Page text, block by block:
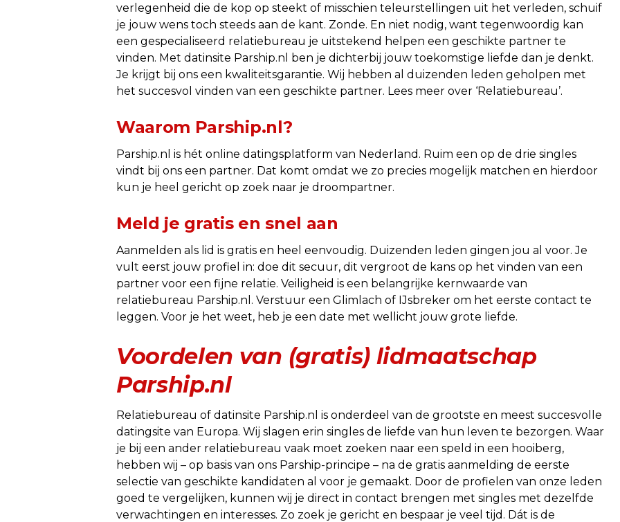
verlegenheid die de kop op steekt of misschien teleurstellingen uit het verleden, schuif
je jouw wens toch steeds aan de kant. Zonde. En niet nodig, want tegenwoordig kan
een gespecialiseerd relatiebureau je uitstekend helpen een geschikte partner te
vinden. Met datinsite Parship.nl ben je dichterbij jouw toekomstige liefde dan je denkt.
Je krijgt bij ons een kwaliteitsgarantie. Wij hebben al duizenden leden geholpen met
het succesvol vinden van een geschikte partner. Lees meer over ‘Relatiebureau’.
Waarom Parship.nl?
Parship.nl is hét online datingsplatform van Nederland. Ruim een op de drie singles
vindt bij ons een partner. Dat komt omdat we zo precies mogelijk matchen en hierdoor
kun je heel gericht op zoek naar je droompartner.
Meld je gratis en snel aan
Aanmelden als lid is gratis en heel eenvoudig. Duizenden leden gingen jou al voor. Je
vult eerst jouw profiel in: doe dit secuur, dit vergroot de kans op het vinden van een
partner voor een fijne relatie. Veiligheid is een belangrijke kernwaarde van
relatiebureau Parship.nl. Verstuur een Glimlach of IJsbreker om het eerste contact te
leggen. Voor je het weet, heb je een date met wellicht jouw grote liefde.
Voordelen van (gratis) lidmaatschap
Parship.nl
Relatiebureau of datinsite Parship.nl is onderdeel van de grootste en meest succesvolle
datingsite van Europa. Wij slagen erin singles de liefde van hun leven te bezorgen. Waar
je bij een ander relatiebureau vaak moet zoeken naar een speld in een hooiberg,
hebben wij – op basis van ons Parship-principe – na de gratis aanmelding de eerste
selectie van geschikte kandidaten al voor je gemaakt. Door de profielen van onze leden
goed te vergelijken, kunnen wij je direct in contact brengen met singles met dezelfde
verwachtingen en interesses. Zo zoek je gericht en bespaar je veel tijd. Dát is de